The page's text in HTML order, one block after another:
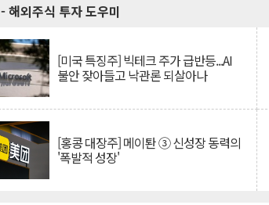
- 해외주식 투자 도우미
[미국 특징주] 빅테크 주가 급반등...AI
불안 잦아들고 낙관론 되살아나
[홍콩 대장주] 메이퇀 ③ 신성장 동력의
'폭발적 성장'